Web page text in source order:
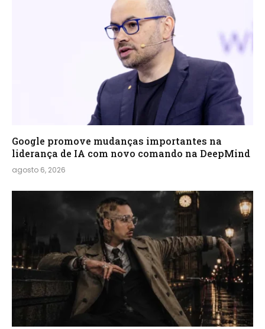
Google promove mudanças importantes na
liderança de IA com novo comando na DeepMind
agosto 6, 2026